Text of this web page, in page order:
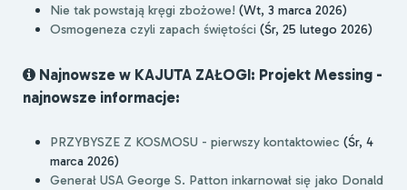
Nie tak powstają kręgi zbożowe! (Wt, 3 marca 2026)
Osmogeneza czyli zapach świętości (Śr, 25 lutego 2026)
Najnowsze w KAJUTA ZAŁOGI: Projekt Messing -
najnowsze informacje:
PRZYBYSZE Z KOSMOSU - pierwszy kontaktowiec (Śr, 4
marca 2026)
Generał USA George S. Patton inkarnował się jako Donald